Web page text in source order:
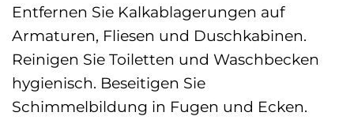
Entfernen Sie Kalkablagerungen auf
Armaturen, Fliesen und Duschkabinen.
Reinigen Sie Toiletten und Waschbecken
hygienisch. Beseitigen Sie
Schimmelbildung in Fugen und Ecken.